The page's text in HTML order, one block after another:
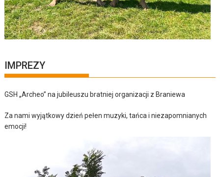
IMPREZY
GSH „Archeo” na jubileuszu bratniej organizacji z Braniewa
Za nami wyjątkowy dzień pełen muzyki, tańca i niezapomnianych
emocji!